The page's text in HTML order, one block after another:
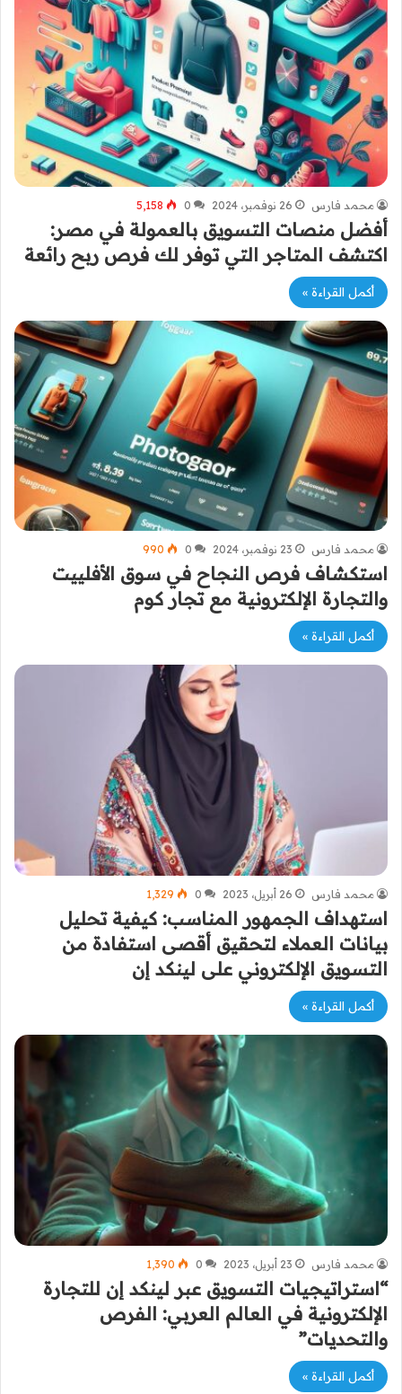
محمد فارس 26 نوفمبر، 2024 0 5٬158
أفضل منصات التسويق بالعمولة في مصر:
اكتشف المتاجر التي توفر لك فرص ربح رائعة
أكمل القراءة »
محمد فارس 23 نوفمبر، 2024 0
990
استكشاف فرص النجاح في سوق الأفلييت
والتجارة الإلكترونية مع تجار كوم
أكمل القراءة »
محمد فارس 26 أبريل، 2023 0 1٬329
استهداف الجمهور المناسب: كيفية تحليل
بيانات العملاء لتحقيق أقصى استفادة من
التسويق الإلكتروني على لينكد إن
أكمل القراءة »
محمد فارس 23 أبريل، 2023 0 1٬390
“استراتيجيات التسويق عبر لينكد إن للتجارة
الإلكترونية في العالم العربي: الفرص
والتحديات”
أكمل القراءة »